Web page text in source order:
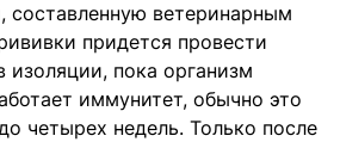
составленную ветеринарным
придется провести
изоляции, пока организм
иммунитет, обычно это
четырех недель. Только после